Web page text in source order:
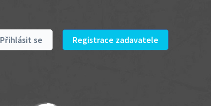
Přihlásit se Registrace zadavatele